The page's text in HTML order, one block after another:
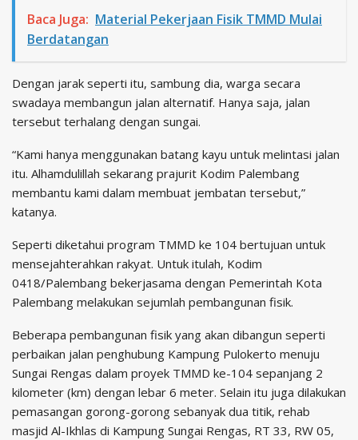
Baca Juga: Material Pekerjaan Fisik TMMD Mulai
Berdatangan
Dengan jarak seperti itu, sambung dia, warga secara
swadaya membangun jalan alternatif. Hanya saja, jalan
tersebut terhalang dengan sungai.
“Kami hanya menggunakan batang kayu untuk melintasi jalan
itu. Alhamdulillah sekarang prajurit Kodim Palembang
membantu kami dalam membuat jembatan tersebut,”
katanya.
Seperti diketahui program TMMD ke 104 bertujuan untuk
mensejahterahkan rakyat. Untuk itulah, Kodim
0418/Palembang bekerjasama dengan Pemerintah Kota
Palembang melakukan sejumlah pembangunan fisik.
Beberapa pembangunan fisik yang akan dibangun seperti
perbaikan jalan penghubung Kampung Pulokerto menuju
Sungai Rengas dalam proyek TMMD ke-104 sepanjang 2
kilometer (km) dengan lebar 6 meter. Selain itu juga dilakukan
pemasangan gorong-gorong sebanyak dua titik, rehab
masjid Al-Ikhlas di Kampung Sungai Rengas, RT 33, RW 05,